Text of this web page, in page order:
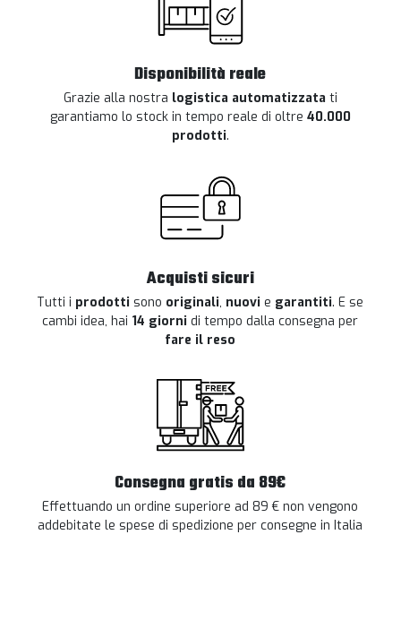
Disponibilità reale
Grazie alla nostra logistica automatizzata ti
garantiamo lo stock in tempo reale di oltre 40.000
prodotti.
Acquisti sicuri
Tutti i prodotti sono originali, nuovi e garantiti. E se
cambi idea, hai 14 giorni di tempo dalla consegna per
fare il reso
Consegna gratis da 89€
Effettuando un ordine superiore ad 89 € non vengono
addebitate le spese di spedizione per consegne in Italia